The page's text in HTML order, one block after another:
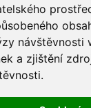
návštěvnosti
a zjištění